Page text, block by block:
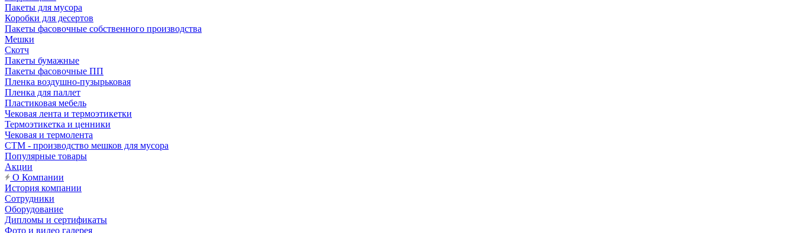
Пакеты для мусора
Коробки для десертов
Пакеты фасовочные собственного производства
Мешки
Скотч
Пакеты бумажные
Пакеты фасовочные ПП
Пленка воздушно-пузырьковая
Пленка для паллет
Пластиковая мебель
Чековая лента и термоэтикетки
Термоэтикетка и ценники
Чековая и термолента
СТМ - производство мешков для мусора
Популярные товары
Акции
О Компании
История компании
Сотрудники
Оборудование
Дипломы и сертификаты
Фото и видео галерея